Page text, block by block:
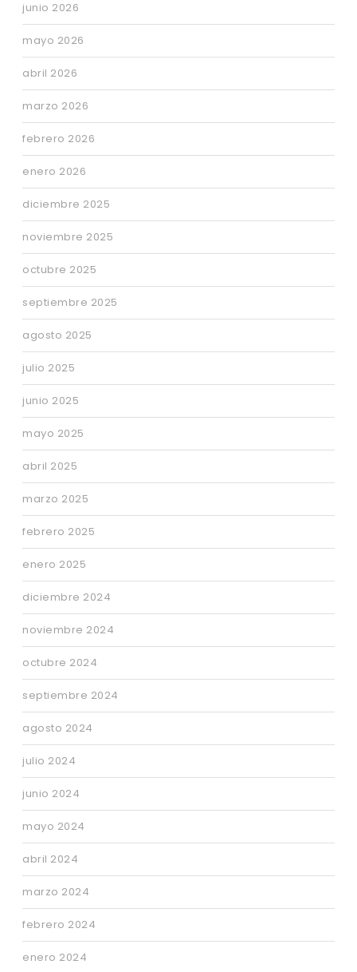
junio 2026
mayo 2026
abril 2026
marzo 2026
febrero 2026
enero 2026
diciembre 2025
noviembre 2025
octubre 2025
septiembre 2025
agosto 2025
julio 2025
junio 2025
mayo 2025
abril 2025
marzo 2025
febrero 2025
enero 2025
diciembre 2024
noviembre 2024
octubre 2024
septiembre 2024
agosto 2024
julio 2024
junio 2024
mayo 2024
abril 2024
marzo 2024
febrero 2024
enero 2024